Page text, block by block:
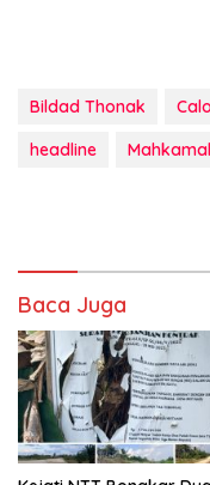
Bildad Thonak
headline
Baca Juga